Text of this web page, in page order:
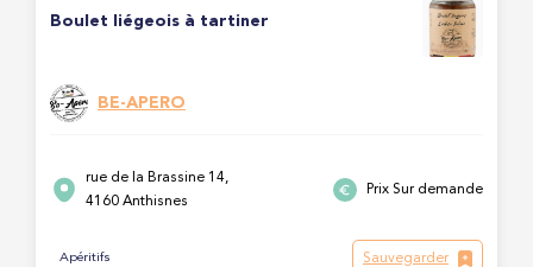
Boulet liégeois à tartiner
BE-APERO
rue de la Brassine 14,
4160 Anthisnes
Prix Sur demande
Apéritifs Sauvegarder